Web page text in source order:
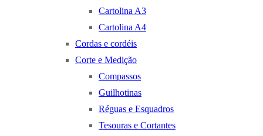
Cartolina A3
Cartolina A4
Cordas e cordéis
Corte e Medição
Compassos
Guilhotinas
Réguas e Esquadros
Tesouras e Cortantes